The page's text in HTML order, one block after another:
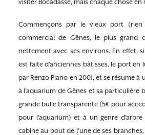
visiter Bocadasse, mais chaque chose en
Commençons par le vieux port
commercial de Gênes, le plus grand
nettement avec ses environs. En effet,
est faite d’anciennes bâtisses, le port en
par Renzo Piano en 2001, et se résume à
à l’aquarium de Gênes et sa particulière
grande bulle transparente (5€ pour
pour l’aquarium) et à un genre
cabine au bout de l’une de ses